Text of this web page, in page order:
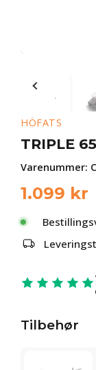
HÖFATS
TRIPLE
Varenummer:
1.099 kr
Tilbehør